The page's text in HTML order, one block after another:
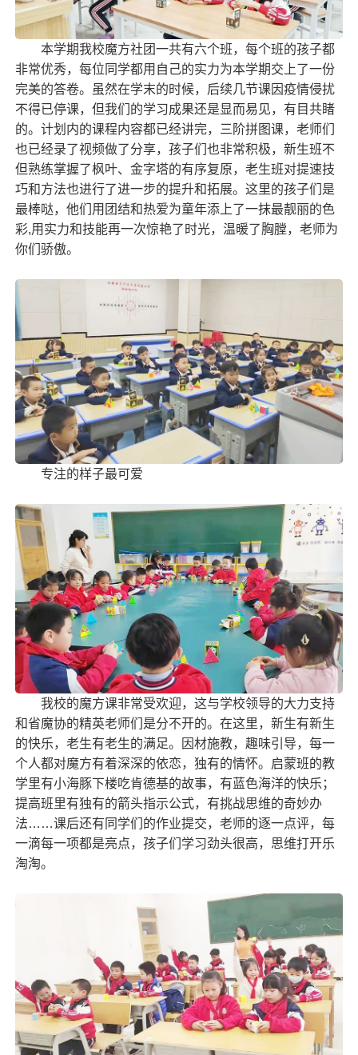
本学期我校魔方社团一共有六个班，每个班的孩子都
非常优秀，每位同学都用自己的实力为本学期交上了一份
完美的答卷。虽然在学末的时候，后续几节课因疫情侵扰
不得已停课，但我们的学习成果还是显而易见，有目共睹
的。计划内的课程内容都已经讲完，三阶拼图课，老师们
也已经录了视频做了分享，孩子们也非常积极，新生班不
但熟练掌握了枫叶、金字塔的有序复原，老生班对提速技
巧和方法也进行了进一步的提升和拓展。这里的孩子们是
最棒哒，他们用团结和热爱为童年添上了一抹最靓丽的色
彩,用实力和技能再一次惊艳了时光，温暖了胸膛，老师为
你们骄傲。
专注的样子最可爱
我校的魔方课非常受欢迎，这与学校领导的大力支持
和省魔协的精英老师们是分不开的。在这里，新生有新生
的快乐，老生有老生的满足。因材施教，趣味引导，每一
个人都对魔方有着深深的依恋，独有的情怀。启蒙班的教
学里有小海豚下楼吃肯德基的故事，有蓝色海洋的快乐；
提高班里有独有的箭头指示公式，有挑战思维的奇妙办
法……课后还有同学们的作业提交，老师的逐一点评，每
一滴每一项都是亮点，孩子们学习劲头很高，思维打开乐
淘淘。